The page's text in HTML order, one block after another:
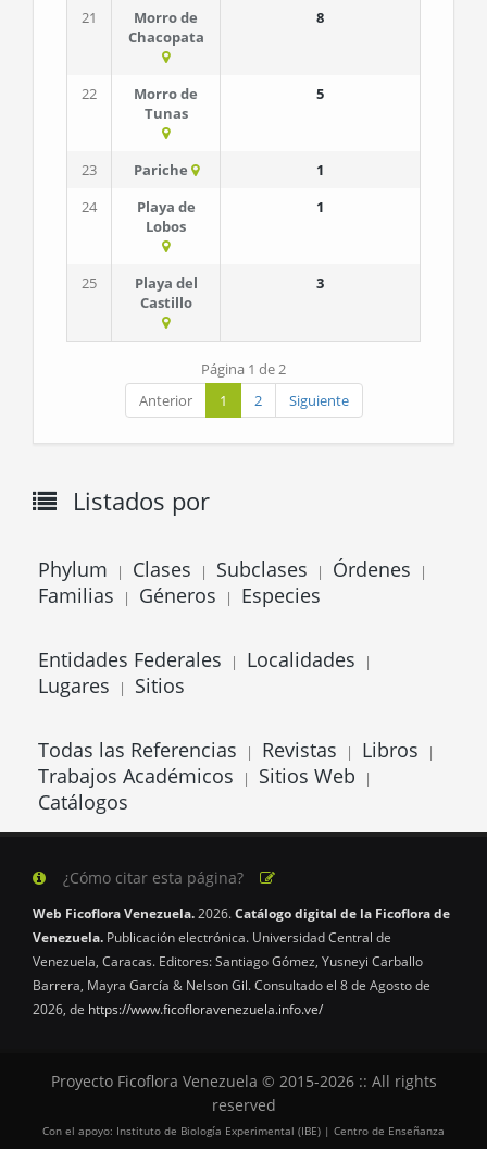
21
Morro de
Chacopata
8
22
Morro de
Tunas
5
23 Pariche
1
24
Playa de
Lobos
1
25
Playa del
Castillo
3
Página 1 de 2
Anterior
1 2 Siguiente
Listados por
Phylum | Clases | Subclases | Órdenes |
Familias | Géneros | Especies
Entidades Federales | Localidades |
Lugares | Sitios
Todas las Referencias | Revistas | Libros |
Trabajos Académicos | Sitios Web |
Catálogos
¿Cómo citar esta página?
Web Ficoflora Venezuela.2026.Catálogo digital de la Ficoflora de
Venezuela. Publicación electrónica. Universidad Central de
Venezuela, Caracas. Editores: Santiago Gómez, Yusneyi Carballo
Barrera, Mayra García & Nelson Gil. Consultado el 8 de Agosto de
2026, de https://www.ficofloravenezuela.info.ve/
Proyecto Ficoflora Venezuela © 2015-2026 :: All rights
reserved
Con el apoyo: Instituto de Biología Experimental (IBE) | Centro de Enseñanza